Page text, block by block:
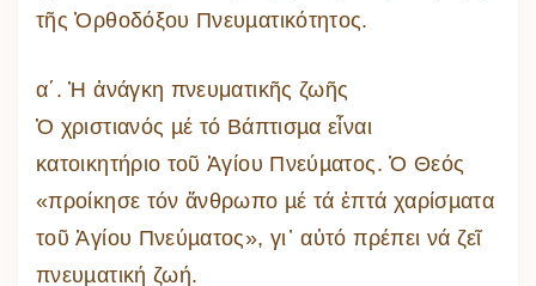
τῆς Ὀρθοδόξου Πνευµατικότητος.
α΄. Ἡ ἀνάγκη πνευματικῆς ζωῆς
Ὁ χριστιανός µέ τό Βάπτισµα εἶναι
κατοικητήριο τοῦ Ἁγίου Πνεύµατος. Ὁ Θεός
«προίκησε τόν ἄνθρωπο µέ τά ἑπτά χαρίσµατα
τοῦ Ἁγίου Πνεύµατος», γι᾽ αὐτό πρέπει νά ζεῖ
πνευµατική ζωή.